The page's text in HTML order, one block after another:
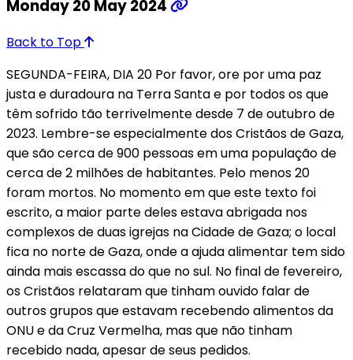
Monday 20 May 2024
Back to Top
SEGUNDA-FEIRA, DIA 20 Por favor, ore por uma paz
justa e duradoura na Terra Santa e por todos os que
têm sofrido tão terrivelmente desde 7 de outubro de
2023. Lembre-se especialmente dos Cristãos de Gaza,
que são cerca de 900 pessoas em uma população de
cerca de 2 milhões de habitantes. Pelo menos 20
foram mortos. No momento em que este texto foi
escrito, a maior parte deles estava abrigada nos
complexos de duas igrejas na Cidade de Gaza; o local
fica no norte de Gaza, onde a ajuda alimentar tem sido
ainda mais escassa do que no sul. No final de fevereiro,
os Cristãos relataram que tinham ouvido falar de
outros grupos que estavam recebendo alimentos da
ONU e da Cruz Vermelha, mas que não tinham
recebido nada, apesar de seus pedidos.